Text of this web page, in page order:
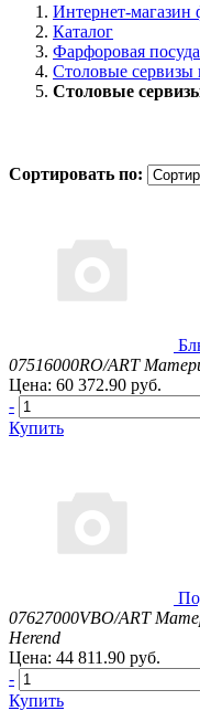
Интернет-
Каталог
Фарфоровая посуда
Столовые сервизы
Столовые
Сортировать по:
07516000RO/ART
Цена: 60 372.90 руб.
-
Купить
07627000VBO/ART
Herend
Цена: 44 811.90 руб.
-
Купить